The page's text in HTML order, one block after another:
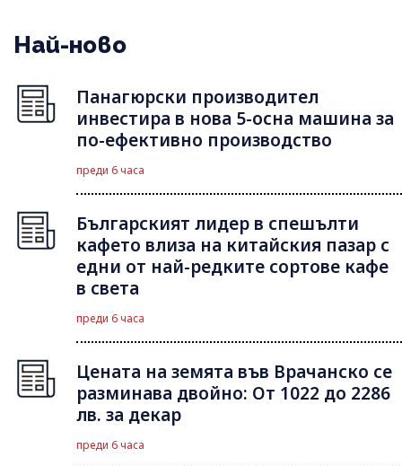
Най-ново
Панагюрски производител
инвестира в нова 5-осна машина за
по-ефективно производство
преди 6 часа
Българският лидер в спешълти
кафето влиза на китайския пазар с
едни от най-редките сортове кафе
в света
преди 6 часа
Цената на земята във Врачанско се
разминава двойно: От 1022 до 2286
лв. за декар
преди 6 часа